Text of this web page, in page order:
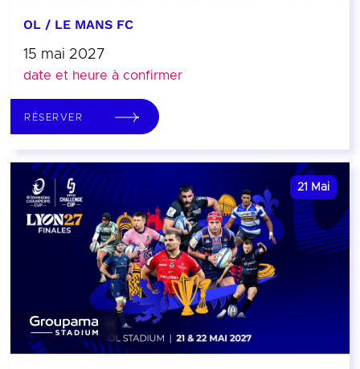
OL / LE MANS FC
15 mai 2027
date et heure à confirmer
RÉSERVER
21 Mai